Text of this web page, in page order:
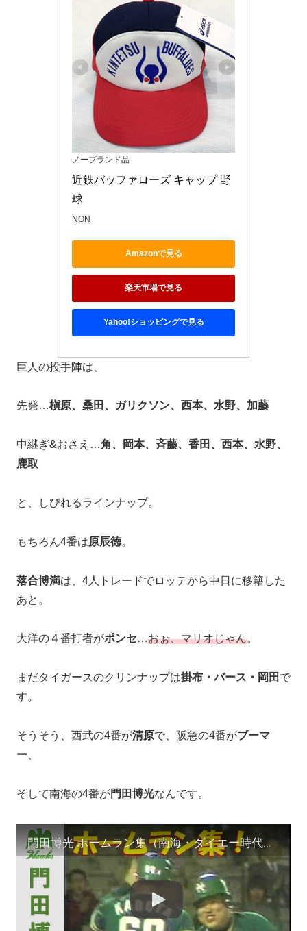
ノーブランド品
近鉄バッファローズ キャップ 野
球
NON
Amazonで見る
楽天市場で見る
Yahoo!ショッピングで見る
巨人の投手陣は、
先発…槇原、桑田、ガリクソン、西本、水野、加藤
中継ぎ&おさえ…角、岡本、斉藤、香田、西本、水野、
鹿取
と、しびれるラインナップ。
もちろん4番は原辰徳。
落合博満は、4人トレードでロッテから中日に移籍した
あと。
大洋の４番打者がポンセ…おぉ、マリオじゃん。
まだタイガースのクリンナップは掛布・バース・岡田 で
す。
そうそう、西武の4番が清原で、阪急の4番がブーマ
ー
そして南海の4番が門田博光なんです。
門田博光 ホームラン集（南海・ダイエー時代）応援歌付き